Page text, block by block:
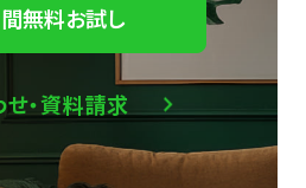
無料お試し
・資料請求